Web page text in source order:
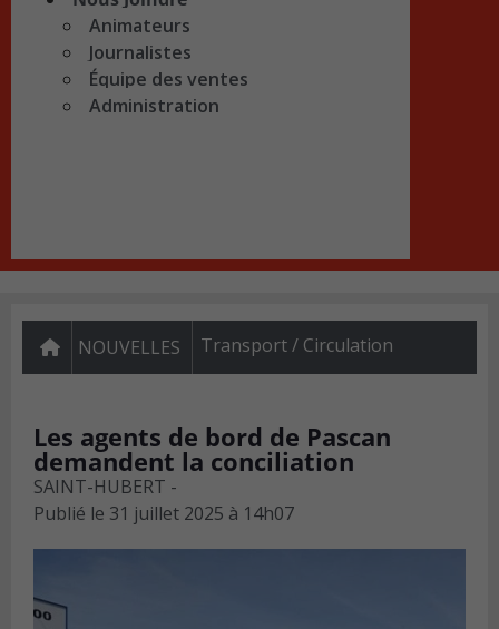
Animateurs
Journalistes
Équipe des ventes
Administration
NOUVELLES Transport / Circulation
Les agents de bord de Pascan
demandent la conciliation
SAINT-HUBERT -
Publié le 31 juillet 2025 à 14h07